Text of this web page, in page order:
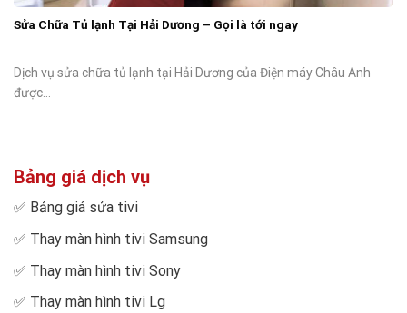
Sửa Chữa Tủ lạnh Tại Hải Dương – Gọi là tới ngay
Dịch vụ sửa chữa tủ lạnh tại Hải Dương của Điện máy Châu Anh
được...
Bảng giá dịch vụ
✅ Bảng giá sửa tivi
✅ Thay màn hình tivi Samsung
✅ Thay màn hình tivi Sony
✅ Thay màn hình tivi Lg